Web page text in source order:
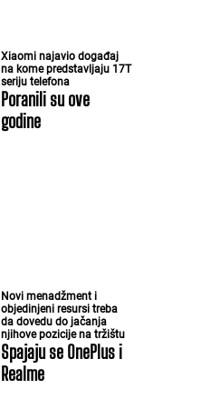
Xiaomi najavio događaj
na kome predstavljaju 17T
seriju telefona
Poranili su ove
godine
Novi menadžment i
objedinjeni resursi treba
da dovedu do jačanja
njihove pozicije na tržištu
Spajaju se OnePlus i
Realme